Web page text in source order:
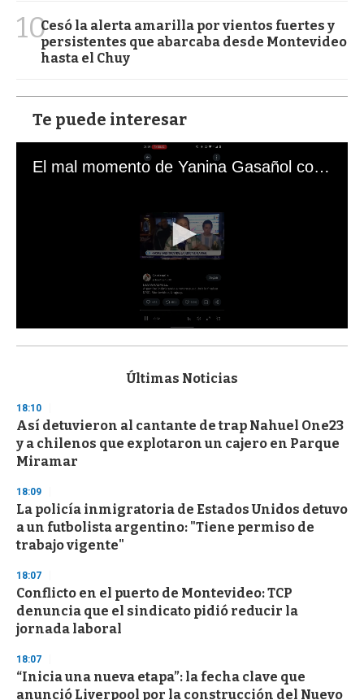
10Cesó la alerta amarilla por vientos fuertes y
persistentes que abarcaba desde Montevideo
hasta el Chuy
Te puede interesar
El mal momento de Yanina Gasañol con un hincha argentino en "Subrayado"
s
d
s
o
f
3
s
e
c
o
n
Últimas Noticias
18:10
Así detuvieron al cantante de trap Nahuel One23
y a chilenos que explotaron un cajero en Parque
Miramar
18:09
La policía inmigratoria de Estados Unidos detuvo
a un futbolista argentino: "Tiene permiso de
trabajo vigente"
18:07
Conflicto en el puerto de Montevideo: TCP
denuncia que el sindicato pidió reducir la
jornada laboral
18:07
“Inicia una nueva etapa”: la fecha clave que
anunció Liverpool por la construcción del Nuevo